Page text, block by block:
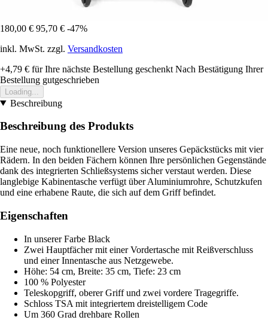
180,00 € 95,70 € -47%
inkl. MwSt. zzgl. Versandkosten
+4,79 € für Ihre nächste Bestellung geschenkt Nach Bestätigung Ihrer
Bestellung gutgeschrieben
Loading...
Beschreibung
Beschreibung des Produkts
Eine neue, noch funktionellere Version unseres Gepäckstücks mit vier
Rädern. In den beiden Fächern können Ihre persönlichen Gegenstände
dank des integrierten Schließsystems sicher verstaut werden. Diese
langlebige Kabinentasche verfügt über Aluminiumrohre, Schutzkufen
und eine erhabene Raute, die sich auf dem Griff befindet.
Eigenschaften
In unserer Farbe Black
Zwei Hauptfächer mit einer Vordertasche mit Reißverschluss
und einer Innentasche aus Netzgewebe.
Höhe: 54 cm, Breite: 35 cm, Tiefe: 23 cm
100 % Polyester
Teleskopgriff, oberer Griff und zwei vordere Tragegriffe.
Schloss TSA mit integriertem dreistelligem Code
Um 360 Grad drehbare Rollen